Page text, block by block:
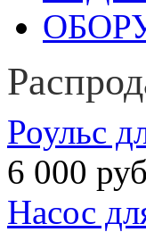
Роульс
6 000
Насос